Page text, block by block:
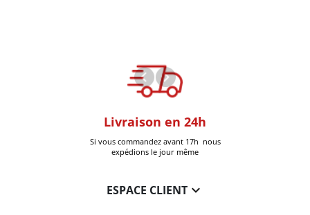
Livraison en 24h
Si vous commandez avant 17h nous
expédions le jour même
ESPACE CLIENT